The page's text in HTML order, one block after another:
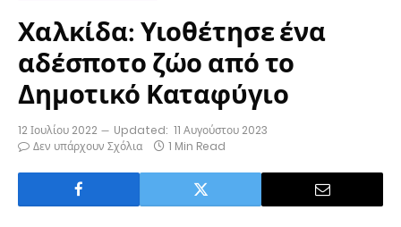
Χαλκίδα: Υιοθέτησε ένα
αδέσποτο ζώο από το
Δημοτικό Καταφύγιο
12 Ιουλίου 2022 Updated: 11 Αυγούστου 2023
Δεν υπάρχουν Σχόλια
1 Min Read